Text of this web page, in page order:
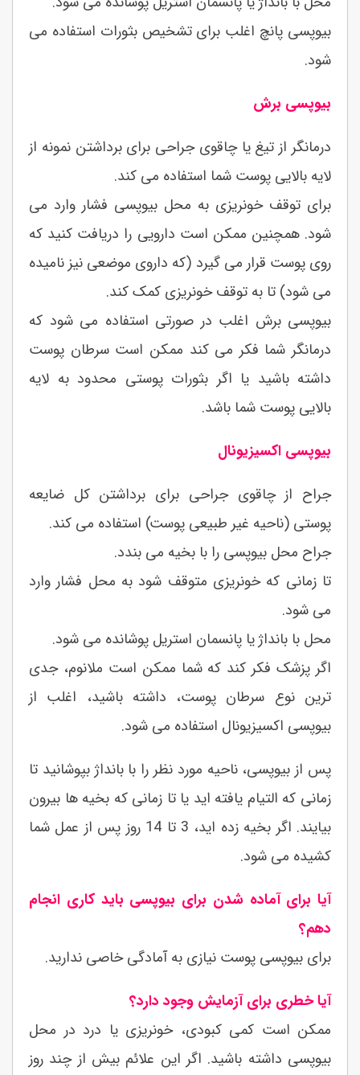
بیوپسی پانچ اغلب برای تشخیص بثورات استفاده می
شود.
بیوپسی برش
درمانگر از تیغ یا چاقوی جراحی برای برداشتن نمونه از
لایه بالایی پوست شما استفاده می کند.
برای توقف خونریزی به محل بیوپسی فشار وارد می
شود. همچنین ممکن است دارویی را دریافت کنید که
روی پوست قرار می گیرد (که داروی موضعی نیز نامیده
می شود) تا به توقف خونریزی کمک کند.
بیوپسی برش اغلب در صورتی استفاده می شود که
درمانگر شما فکر می کند ممکن است سرطان پوست
داشته باشید یا اگر بثورات پوستی محدود به لایه
بالایی پوست شما باشد.
بیوپسی اکسیزیونال
جراح از چاقوی جراحی برای برداشتن کل ضایعه
پوستی (ناحیه غیر طبیعی پوست) استفاده می کند.
جراح محل بیوپسی را با بخیه می بندد.
تا زمانی که خونریزی متوقف شود به محل فشار وارد
می شود.
محل با بانداژ یا پانسمان استریل پوشانده می شود.
اگر پزشک فکر کند که شما ممکن است ملانوم، جدی
ترین نوع سرطان پوست، داشته باشید، اغلب از
بیوپسی اکسیزیونال استفاده می شود.
پس از بیوپسی، ناحیه مورد نظر را با بانداژ بپوشانید تا
زمانی که التیام یافته اید یا تا زمانی که بخیه ها بیرون
بیایند. اگر بخیه زده اید، 3 تا 14 روز پس از عمل شما
کشیده می شود.
آیا برای آماده شدن برای بیوپسی باید کاری انجام
دهم؟
برای بیوپسی پوست نیازی به آمادگی خاصی ندارید.
آیا خطری برای آزمایش وجود دارد؟
ممکن است کمی کبودی، خونریزی یا درد در محل
بیوپسی داشته باشید. اگر این علائم بیش از چند روز